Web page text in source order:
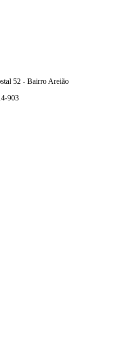
52 - Bairro Areião
903